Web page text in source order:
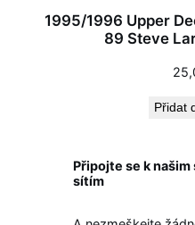
1995/1996 Upper
89 Steve
Přidat
Připojte se k našim
sítím